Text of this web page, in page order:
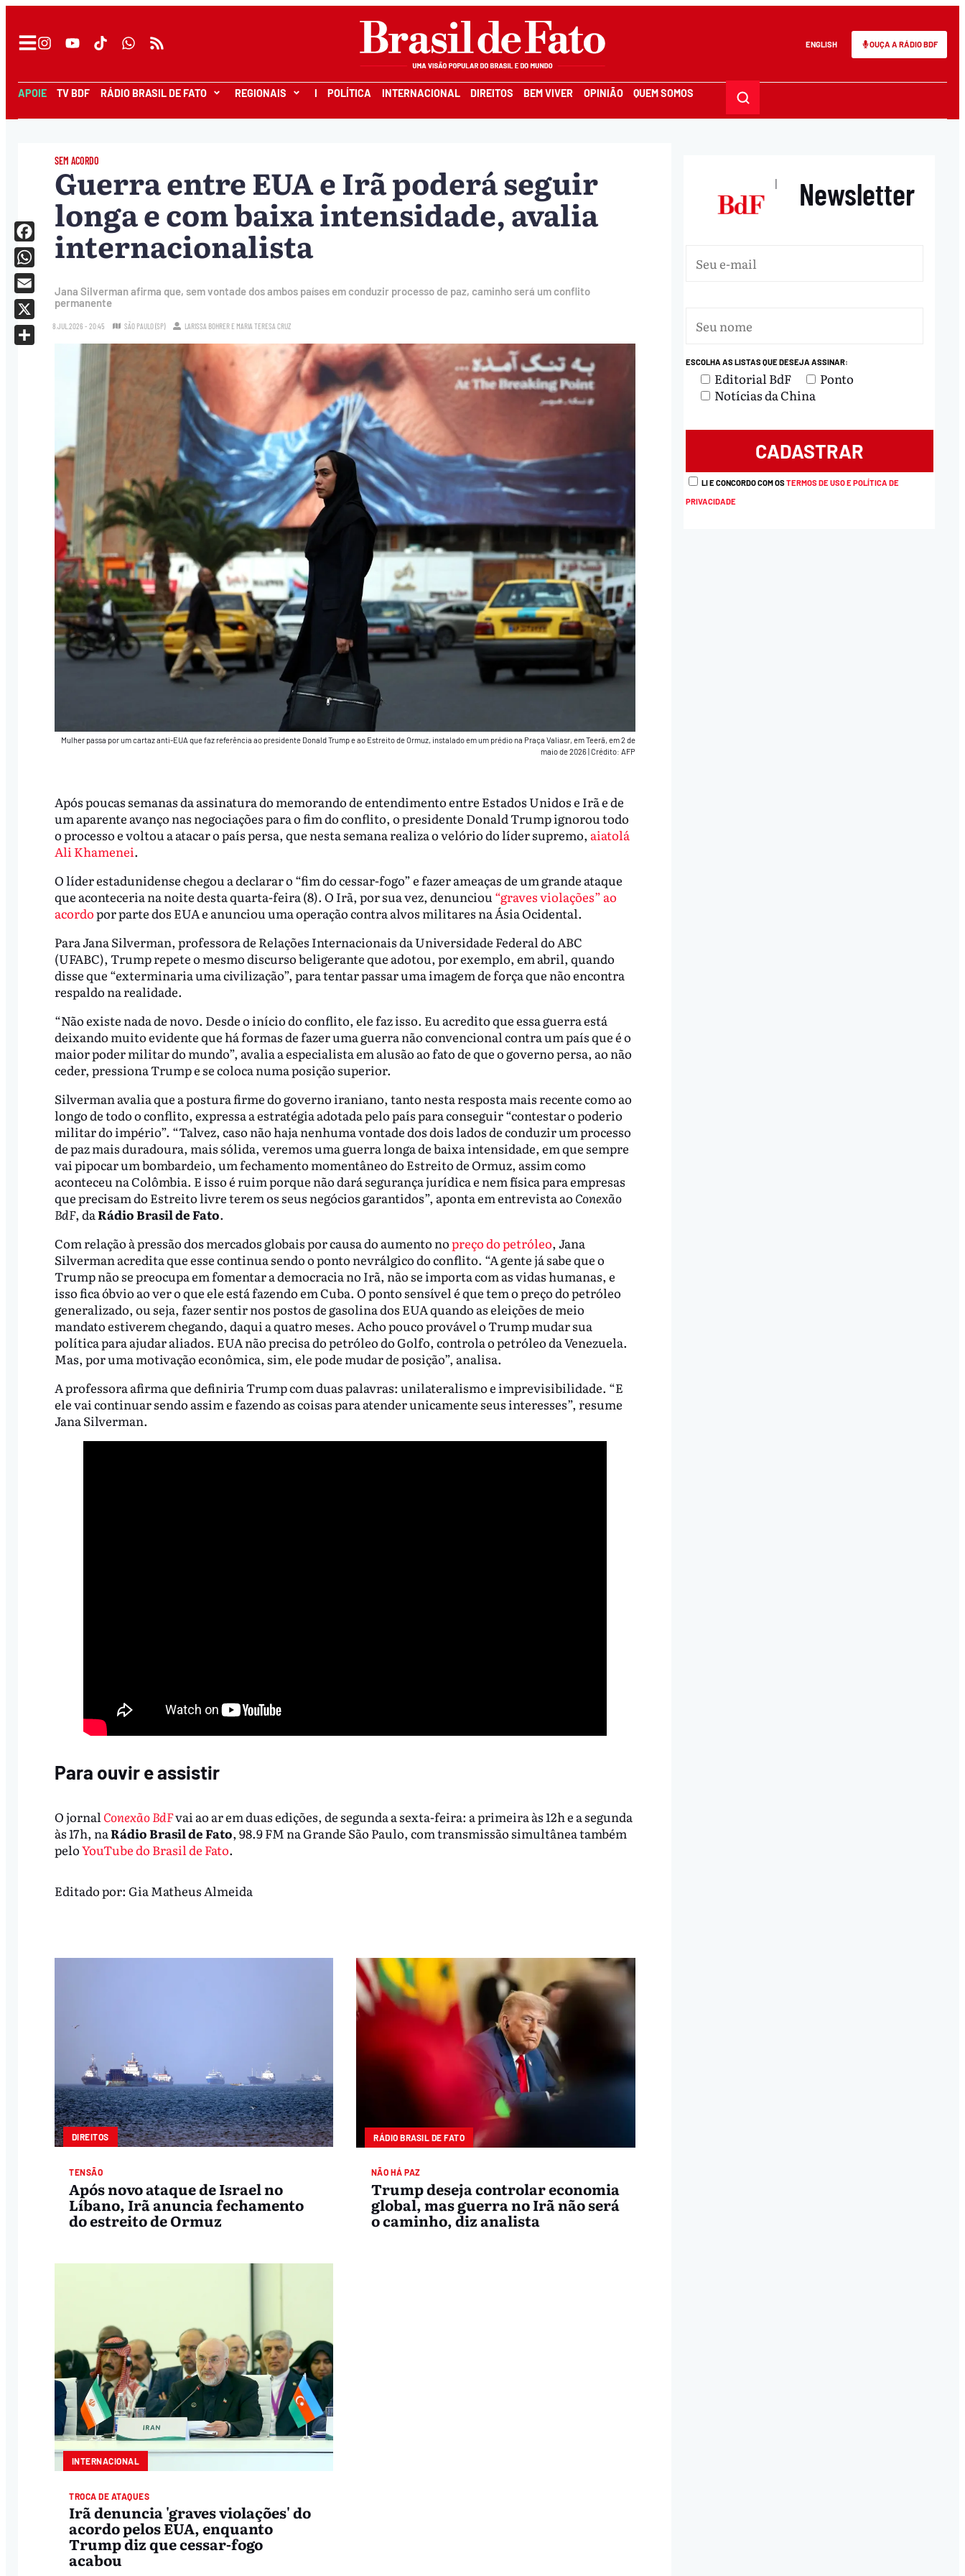
ENGLISH OUÇA A RÁDIO BDF
APOIE TV BDF RÁDIO BRASIL DE FATO REGIONAIS I POLÍTICA INTERNACIONAL DIREITOS BEM VIVER OPINIÃO QUEM SOMOS
SEM ACORDO
Guerra entre EUA e Irã poderá seguir
longa e com baixa intensidade, avalia
internacionalista
Jana Silverman afirma que, sem vontade dos ambos países em conduzir processo de paz, caminho será um conflito
permanente
8.JUL.2026 - 20:45 SÃO PAULO (SP) LARISSA BOHRER E MARIA TERESA CRUZ
Mulher passa por um cartaz anti-EUA que faz referência ao presidente Donald Trump e ao Estreito de Ormuz, instalado em um prédio na Praça Valiasr, em Teerã, em 2 de
maio de 2026|Crédito: AFP
Após poucas semanas da assinatura do memorando de entendimento entre Estados Unidos e Irã e de
um aparente avanço nas negociações para o fim do conflito, o presidente Donald Trump ignorou todo
o processo e voltou a atacar o país persa, que nesta semana realiza o velório do líder supremo, aiatolá
Ali Khamenei.
O líder estadunidense chegou a declarar o “fim do cessar-fogo” e fazer ameaças de um grande ataque
que aconteceria na noite desta quarta-feira (8). O Irã, por sua vez, denunciou“graves violações” ao
acordopor parte dos EUA e anunciou uma operação contra alvos militares na Ásia Ocidental.
Para Jana Silverman, professora de Relações Internacionais da Universidade Federal do ABC
(UFABC), Trump repete o mesmo discurso beligerante que adotou, por exemplo, em abril, quando
disse que “exterminaria uma civilização”, para tentar passar uma imagem de força que não encontra
respaldo na realidade.
“Não existe nada de novo. Desde o início do conflito, ele faz isso. Eu acredito que essa guerra está
deixando muito evidente que há formas de fazer uma guerra não convencional contra um país que é o
maior poder militar do mundo”, avalia a especialista em alusão ao fato de que o governo persa, ao não
ceder, pressiona Trump e se coloca numa posição superior.
Silverman avalia que a postura firme do governo iraniano, tanto nesta resposta mais recente como ao
longo de todo o conflito, expressa a estratégia adotada pelo país para conseguir “contestar o poderio
militar do império”. “Talvez, caso não haja nenhuma vontade dos dois lados de conduzir um processo
de paz mais duradoura, mais sólida, veremos uma guerra longa de baixa intensidade, em que sempre
vai pipocar um bombardeio, um fechamento momentâneo do Estreito de Ormuz, assim como
aconteceu na Colômbia. E isso é ruim porque não dará segurança jurídica e nem física para empresas
que precisam do Estreito livre terem os seus negócios garantidos”, aponta em entrevista ao Conexão
BdF, daRádio Brasil de Fato.
Com relação à pressão dos mercados globais por causa do aumento nopreço do petróleo, Jana
Silverman acredita que esse continua sendo o ponto nevrálgico do conflito. “A gente já sabe que o
Trump não se preocupa em fomentar a democracia no Irã, não se importa com as vidas humanas, e
isso fica óbvio ao ver o que ele está fazendo em Cuba. O ponto sensível é que tem o preço do petróleo
generalizado, ou seja, fazer sentir nos postos de gasolina dos EUA quando as eleições de meio
mandato estiverem chegando, daqui a quatro meses. Acho pouco provável o Trump mudar sua
política para ajudar aliados. EUA não precisa do petróleo do Golfo, controla o petróleo da Venezuela.
Mas, por uma motivação econômica, sim, ele pode mudar de posição”, analisa.
A professora afirma que definiria Trump com duas palavras: unilateralismo e imprevisibilidade. “E
ele vai continuar sendo assim e fazendo as coisas para atender unicamente seus interesses”, resume
Jana Silverman.
Para ouvir e assistir
O jornal Conexão BdFvai ao ar em duas edições, de segunda a sexta-feira: a primeira às 12h e a segunda
às 17h, naRádio Brasil de Fato, 98.9 FM na Grande São Paulo, com transmissão simultânea também
peloYouTube do Brasil de Fato.
Facebook
WhatsApp
Email
X
Editado por: Gia Matheus Almeida
DIREITOS
TENSÃO
Após novo ataque de Israel no
Líbano, Irã anuncia fechamento
do estreito de Ormuz
RÁDIO BRASIL DE FATO
NÃO HÁ PAZ
Trump deseja controlar economia
global, mas guerra no Irã não será
o caminho, diz analista
INTERNACIONAL
TROCA DE ATAQUES
Irã denuncia 'graves violações' do
acordo pelos EUA, enquanto
Trump diz que cessar-fogo
acabou
| Newsletter
ESCOLHA AS LISTAS QUE DESEJA ASSINAR:
Editorial BdF
Ponto
Notícias da China
LI E CONCORDO COM OSTERMOS DE USO E POLÍTICA DE
PRIVACIDADE